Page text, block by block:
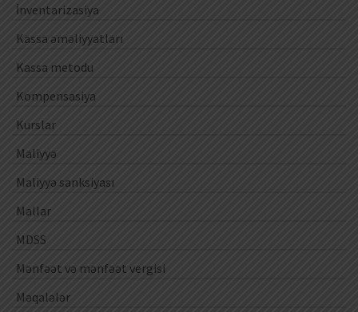
İnventarizasiya
Kassa əməliyyatları
Kassa metodu
Kompensasiya
Kurslar
Maliyyə
Maliyyə sanksiyası
Mallar
MDSS
Mənfəət və mənfəət vergisi
Məqalələr